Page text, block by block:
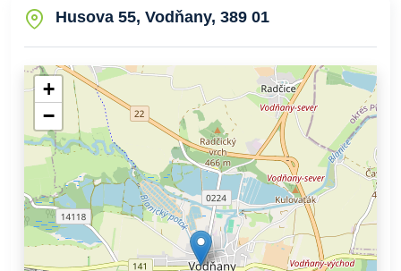
Husova 55, Vodňany, 389 01
+
−